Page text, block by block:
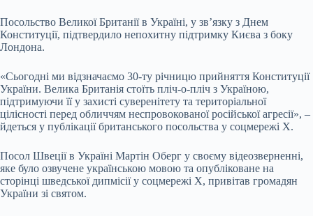
Посольство Великої Британії в Україні, у зв’язку з Днем
Конституції, підтвердило непохитну підтримку Києва з боку
Лондона.
«Сьогодні ми відзначаємо 30-ту річницю прийняття Конституції
України. Велика Британія стоїть пліч-о-пліч з Україною,
підтримуючи її у захисті суверенітету та територіальної
цілісності перед обличчям неспровокованої російської агресії», –
йдеться у публікації британського посольства у соцмережі Х.
Посол Швеції в Україні Мартін Оберг у своєму відеозверненні,
яке було озвучене українською мовою та опубліковане на
сторінці шведської дипмісії у соцмережі Х, привітав громадян
України зі святом.